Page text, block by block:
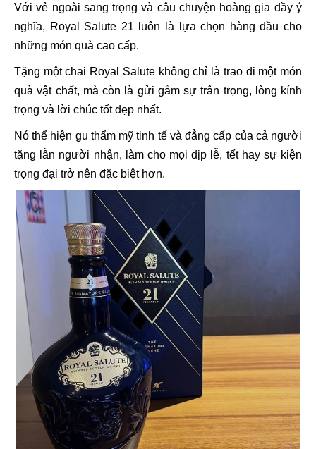
Với vẻ ngoài sang trọng và câu chuyện hoàng gia đầy ý
nghĩa, Royal Salute 21 luôn là lựa chọn hàng đầu cho
những món quà cao cấp.
Tặng một chai Royal Salute không chỉ là trao đi một món
quà vật chất, mà còn là gửi gắm sự trân trọng, lòng kính
trọng và lời chúc tốt đẹp nhất.
Nó thể hiện gu thẩm mỹ tinh tế và đẳng cấp của cả người
tặng lẫn người nhận, làm cho mọi dịp lễ, tết hay sự kiện
trọng đại trở nên đặc biệt hơn.